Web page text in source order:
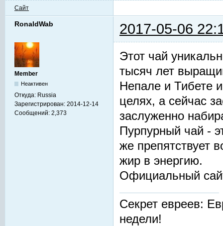
Сайт
RonaldWab 2017-05-06
Member
Неактивен
Откуда: Russia
Зарегистрирован: 2014-12-14
Сообщений: 2,373
Этот чай
тысяч лет
Непале и Тибете
целях, а сейчас
заслуженно
Пурпурный чай -
же препятствует
жир в энергию.
Официальный
Секрет евреев:
недели!